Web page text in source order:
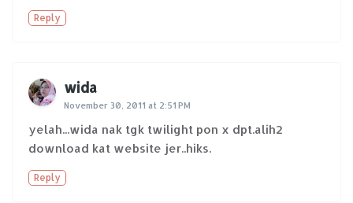
Reply
wida
November 30, 2011 at 2:51 PM
yelah...wida nak tgk twilight pon x dpt.alih2
download kat website jer..hiks.
Reply